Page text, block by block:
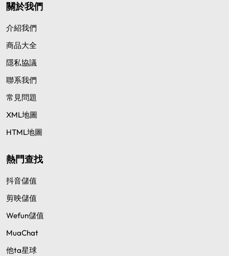
關於我們
介紹我們
商品大全
隱私協議
聯系我們
常見問題
XML地圖
HTML地圖
熱門查找
抖音儲值
剪映儲值
Wefun儲值
MuaChat
他ta星球